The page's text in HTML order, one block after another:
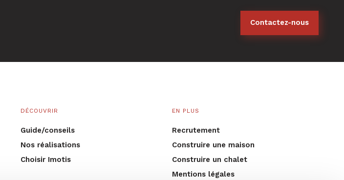
Contactez-nous
DÉCOUVRIR
Guide/conseils
Nos réalisations
Choisir Imotis
EN PLUS
Recrutement
Construire une maison
Construire un chalet
Mentions légales